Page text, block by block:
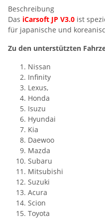
Beschreibung
Das iCarsoft JP V3.0 ist
für japanische und
Zu den unterstützten
Nissan
Infinity
Lexus,
Honda
Isuzu
Hyundai
Kia
Daewoo
Mazda
Subaru
Mitsubishi
Suzuki
Acura
Scion
Toyota